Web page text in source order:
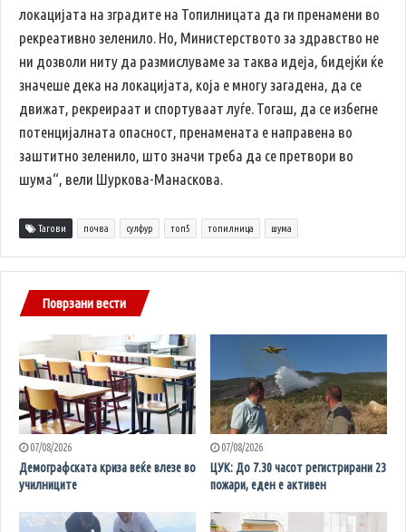
локацијата на зградите на Топилницата да ги пренамени во
рекреативно зеленило. Но, Министерството за здравство не
ни дозволи ниту да размислуваме за таква идеја, бидејќи ќе
значеше дека на локацијата, која е многу загадена, да се
движат, рекреираат и спортуваат луѓе. Тогаш, да се избегне
потенцијалната опасност, пренамената е направена во
заштитно зеленило, што значи треба да се претвори во
шума“, вели Шуркова-Манаскова.
Тагови почва сулфур топ5 топилница шума
Поврзани вести
07/08/2026
Демографската криза веќе влезе во
училниците
07/08/2026
ЦУК: До 7.30 часот регистрирани 23
пожари, еден е активен